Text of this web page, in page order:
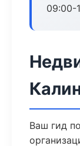
09:00-
Ваш гид